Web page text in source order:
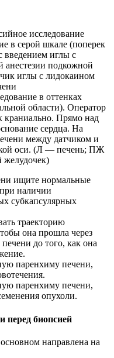
исследование
в серой шкале (поперек
введением иглы с
анестезии подкожной
иглы с лидокаином
в оттенках
области). Оператор
краниально. Прямо над
сердца. На
между датчиком и
оси. (Л — печень; ПЖ
ищите нормальные
наличии
субкапсулярных
траекторию
она прошла через
до того, как она
паренхиму печени,
паренхиму печени,
опухоли.
перед биопсией
направлена ​​на